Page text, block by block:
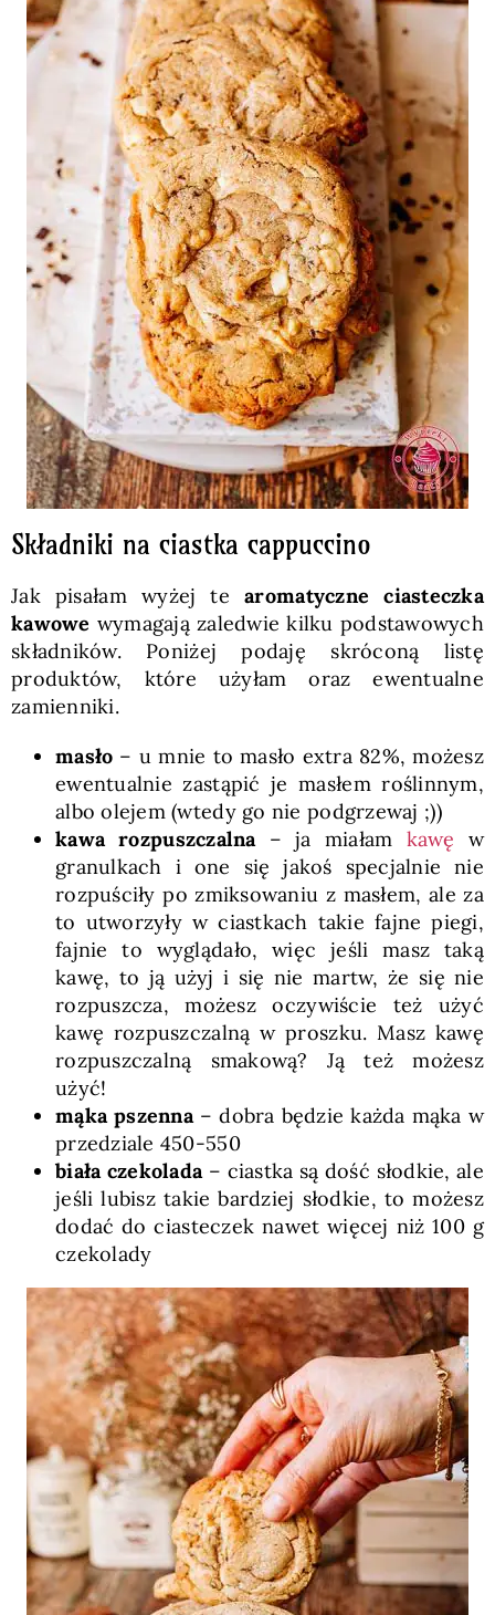
Składniki na ciastka cappuccino
Jak pisałam wyżej tearomatyczne ciasteczka
kawowe wymagają zaledwie kilku podstawowych
składników. Poniżej podaję skróconą listę
produktów, które użyłam oraz ewentualne
zamienniki.
masło – u mnie to masło extra 82%, możesz
ewentualnie zastąpić je masłem roślinnym,
albo olejem (wtedy go nie podgrzewaj ;))
kawa rozpuszczalna – ja miałam kawę w
granulkach i one się jakoś specjalnie nie
rozpuściły po zmiksowaniu z masłem, ale za
to utworzyły w ciastkach takie fajne piegi,
fajnie to wyglądało, więc jeśli masz taką
kawę, to ją użyj i się nie martw, że się nie
rozpuszcza, możesz oczywiście też użyć
kawę rozpuszczalną w proszku. Masz kawę
rozpuszczalną smakową? Ją też możesz
użyć!
mąka pszenna– dobra będzie każda mąka w
przedziale 450-550
biała czekolada – ciastka są dość słodkie, ale
jeśli lubisz takie bardziej słodkie, to możesz
dodać do ciasteczek nawet więcej niż 100 g
czekolady